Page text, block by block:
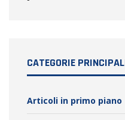
CATEGORIE
Articoli in primo piano